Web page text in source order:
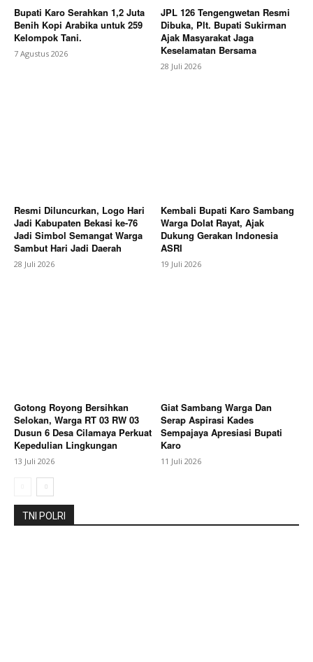
News Week
Magazine PRO
SUBSCRIBE NOW
Bagikan Artikel
Berita Lainnya
Diduga Curi Sepeda Motor, Pelaku
Aksi Kejar-kejaran
Bupati Karo Serahkan 1,2 Juta
Benih Kopi Arabika untuk 259
Kelompok Tani.
7 Agustus 2026
JPL 126 Tengengwetan Resmi
Dibuka, Plt. Bupati Sukirman
Ajak Masyarakat Jaga
Keselamatan Bersama
28 Juli 2026
Resmi Diluncurkan, Logo Hari
Jadi Kabupaten Bekasi ke-76
Jadi Simbol Semangat Warga
Sambut Hari Jadi Daerah
28 Juli 2026
Kembali Bupati Karo Sambang
Warga Dolat Rayat, Ajak
Dukung Gerakan Indonesia
ASRI
19 Juli 2026
Gotong Royong Bersihkan
Selokan, Warga RT 03 RW 03
Dusun 6 Desa Cilamaya Perkuat
Kepedulian Lingkungan
13 Juli 2026
Giat Sambang Warga Dan
Serap Aspirasi Kades
Sempajaya Apresiasi Bupati
Karo
11 Juli 2026
TNI POLRI